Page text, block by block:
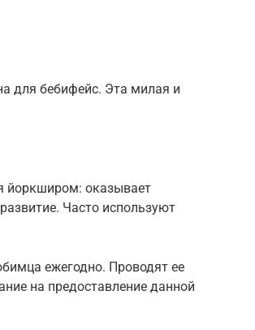
для бебифейс. Эта милая и
йоркширом: оказывает
Часто используют
ежегодно. Проводят ее
на предоставление данной